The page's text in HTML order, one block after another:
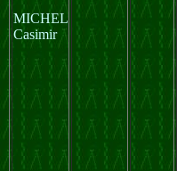
MICHEL
Casimir